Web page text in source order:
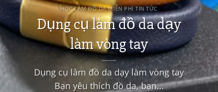
HỌC LÀM ĐỒ DA MIỄN PHÍ TIN TỨC
Dụng cụ làm đồ da dạy
làm vòng tay
Dụng cụ làm đồ da dạy làm vòng tay
Bạn yêu thích đồ da, bạn...